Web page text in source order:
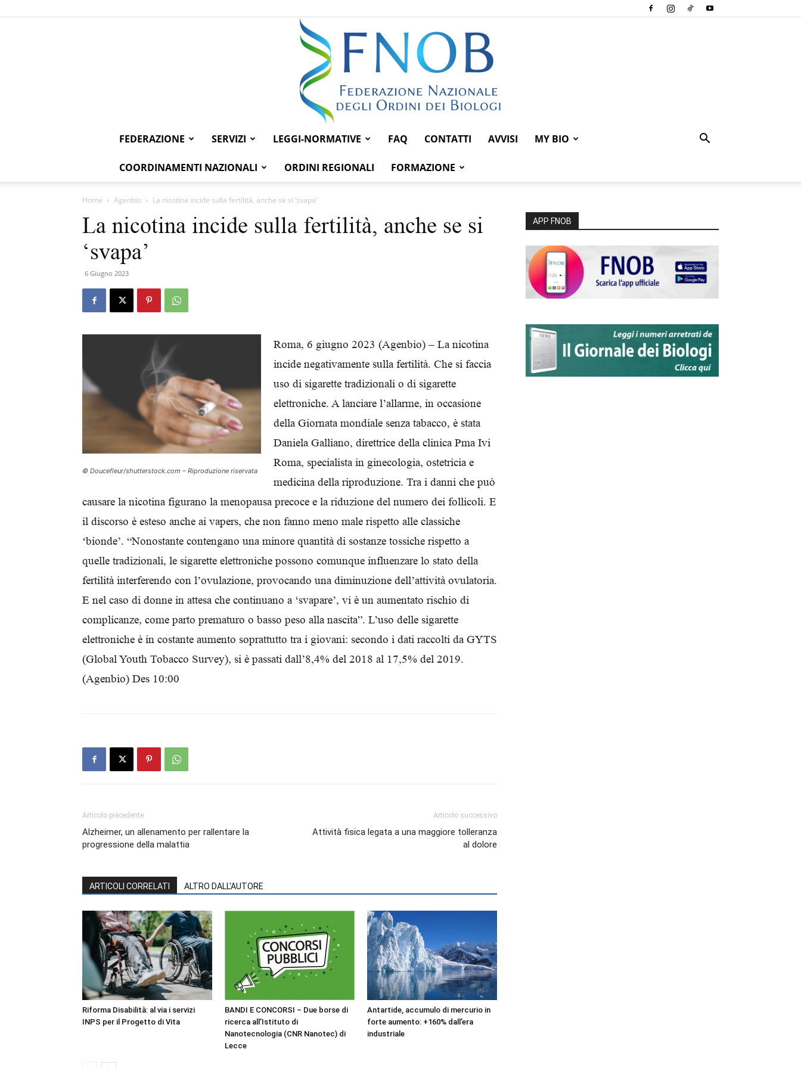
Federazione
FEDERAZIONE SERVIZI LEGGI-NORMATIVE FAQ CONTATTI AVVISI MY BIO
COORDINAMENTI NAZIONALI ORDINI REGIONALI FORMAZIONE
Home Agenbio La nicotina incide sulla fertilità, anche se si ‘svapa’
La nicotina incide sulla fertilità, anche se si
‘svapa’
6 Giugno 2023
© Doucefleur/shutterstock.com – Riproduzione riservata
Roma, 6 giugno 2023 (Agenbio) – La nicotina
incide negativamente sulla fertilità. Che si faccia
uso di sigarette tradizionali o di sigarette
elettroniche. A lanciare l’allarme, in occasione
della Giornata mondiale senza tabacco, è stata
Daniela Galliano, direttrice della clinica Pma Ivi
Roma, specialista in ginecologia, ostetricia e
medicina della riproduzione. Tra i danni che può
causare la nicotina figurano la menopausa precoce e la riduzione del numero dei follicoli. E
il discorso è esteso anche ai vapers, che non fanno meno male rispetto alle classiche
‘bionde’. “Nonostante contengano una minore quantità di sostanze tossiche rispetto a
quelle tradizionali, le sigarette elettroniche possono comunque influenzare lo stato della
fertilità interferendo con l’ovulazione, provocando una diminuzione dell’attività ovulatoria.
E nel caso di donne in attesa che continuano a ‘svapare’, vi è un aumentato rischio di
complicanze, come parto prematuro o basso peso alla nascita”. L’uso delle sigarette
elettroniche è in costante aumento soprattutto tra i giovani: secondo i dati raccolti da GYTS
(Global Youth Tobacco Survey), si è passati dall’8,4% del 2018 al 17,5% del 2019.
(Agenbio) Des 10:00
Articolo precedente
Alzheimer, un allenamento per rallentare la
progressione della malattia
Articolo successivo
Attività fisica legata a una maggiore tolleranza
al dolore
ARTICOLI CORRELATI ALTRO DALL'AUTORE
Riforma Disabilità: al via i servizi
INPS per il Progetto di Vita
BANDI E CONCORSI – Due borse di
ricerca all’Istituto di
Nanotecnologia (CNR Nanotec) di
Lecce
Antartide, accumulo di mercurio in
forte aumento: +160% dall’era
industriale
APP FNOB